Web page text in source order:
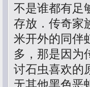
不是谁都有足
存放．传奇家
米开外的同伴
多，那是因为
讨石虫喜欢的